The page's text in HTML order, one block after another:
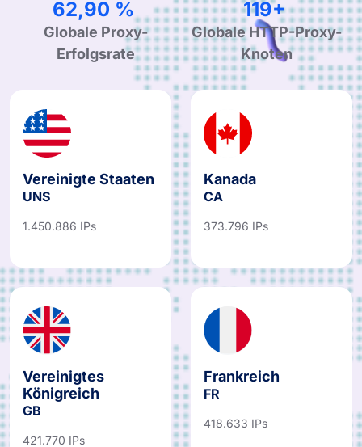
99,90 %
Globale Proxy-
Erfolgsrate
190+
Globale HTTP-Proxy-
Knoten
Vereinigte Staaten
UNS
1.450.886 IPs
Kanada
CA
373.796 IPs
Vereinigtes
Königreich
GB
Frankreich
FR
418.633 IPs